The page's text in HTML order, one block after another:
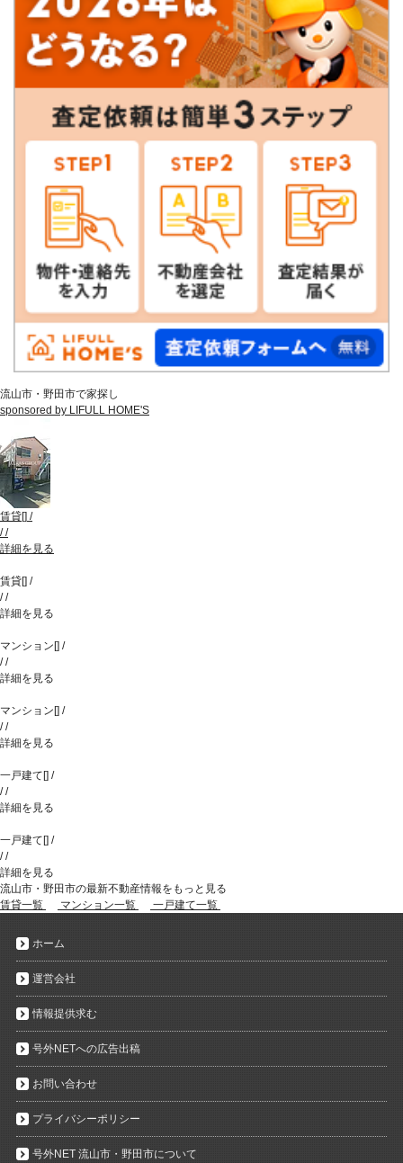
流山市・野田市で家探し
sponsored by LIFULL HOME'S
賃貸[] /
//
詳細を見る
賃貸[] /
//
詳細を見る
マンション[] /
//
詳細を見る
マンション[] /
//
詳細を見る
一戸建て[] /
//
詳細を見る
一戸建て[] /
//
詳細を見る
流山市・野田市の最新不動産情報をもっと見る
賃貸一覧
マンション一覧 一戸建て一覧
ホーム
運営会社
情報提供求む
号外NETへの広告出稿
お問い合わせ
プライバシーポリシー
号外NET 流山市・野田市について